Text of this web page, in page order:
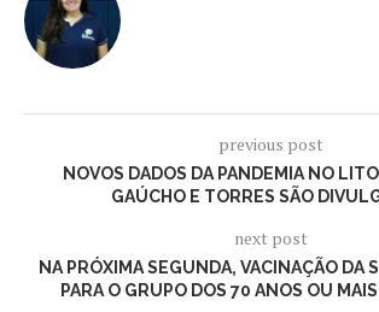
previous post
NOVOS DADOS DA PANDEMIA NO
GAÚCHO E TORRES SÃO
next post
NA PRÓXIMA SEGUNDA, VACINAÇÃO DA
PARA O GRUPO DOS 70 ANOS OU